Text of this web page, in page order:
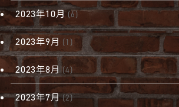
2023年10月 (6)
2023年9月 (1)
2023年8月 (4)
2023年7月(2)